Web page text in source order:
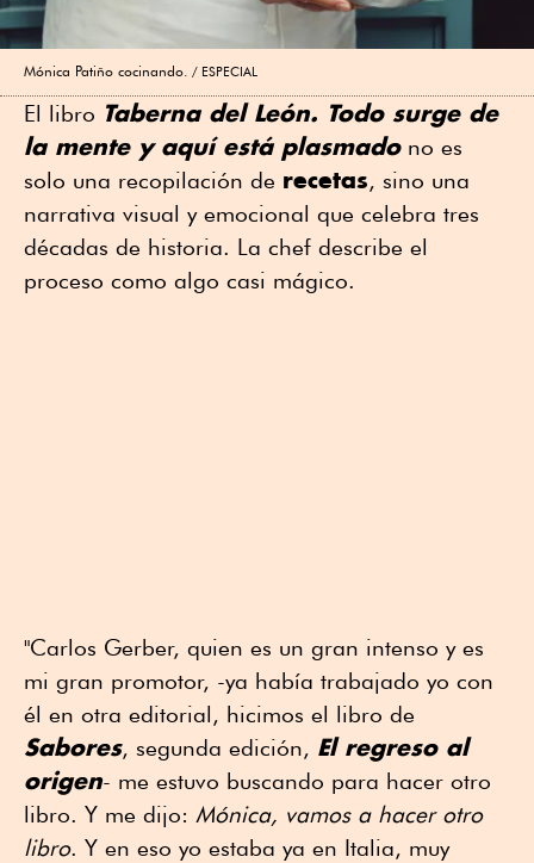
Mónica Patiño cocinando. ESPECIAL
El libro Taberna del León. Todo surge de
la mente y aquí está plasmadono es
solo una recopilación de recetas, sino una
narrativa visual y emocional que celebra tres
décadas de historia. La chef describe el
proceso como algo casi mágico.
"Carlos Gerber, quien es un gran intenso y es
mi gran promotor, -ya había trabajado yo con
él en otra editorial, hicimos el libro de
Sabores, segunda edición, El regreso al
origen- me estuvo buscando para hacer otro
libro. Y me dijo: Mónica, vamos a hacer otro
libro. Y en eso yo estaba ya en Italia, muy